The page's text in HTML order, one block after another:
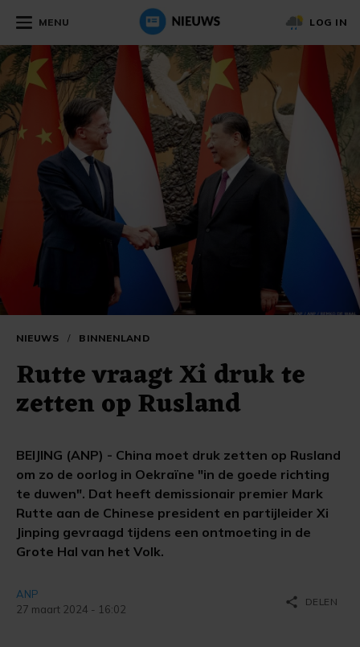
MENU LOG IN
NIEUWS / BINNENLAND
Rutte vraagt Xi druk te
zetten op Rusland
BEIJING (ANP) - China moet druk zetten op Rusland
om zo de oorlog in Oekraïne "in de goede richting
te duwen". Dat heeft demissionair premier Mark
Rutte aan de Chinese president en partijleider Xi
Jinping gevraagd tijdens een ontmoeting in de
Grote Hal van het Volk.
ANP
27 maart 2024 - 16:02
share DELEN